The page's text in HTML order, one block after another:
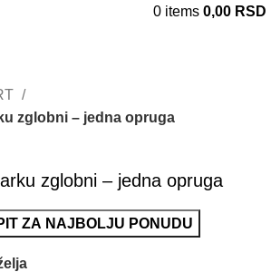
0 items 0,00 RSD
zglobni – jedna opruga
zglobni – jedna opruga
ZA NAJBOLJU PONUDU